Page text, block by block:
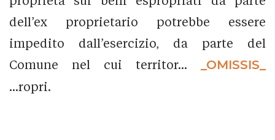
dell’ex proprietario potrebbe essere
impedito dall’esercizio, da parte del
Comune nel cui territor...
_OMISSIS_
...ropri.